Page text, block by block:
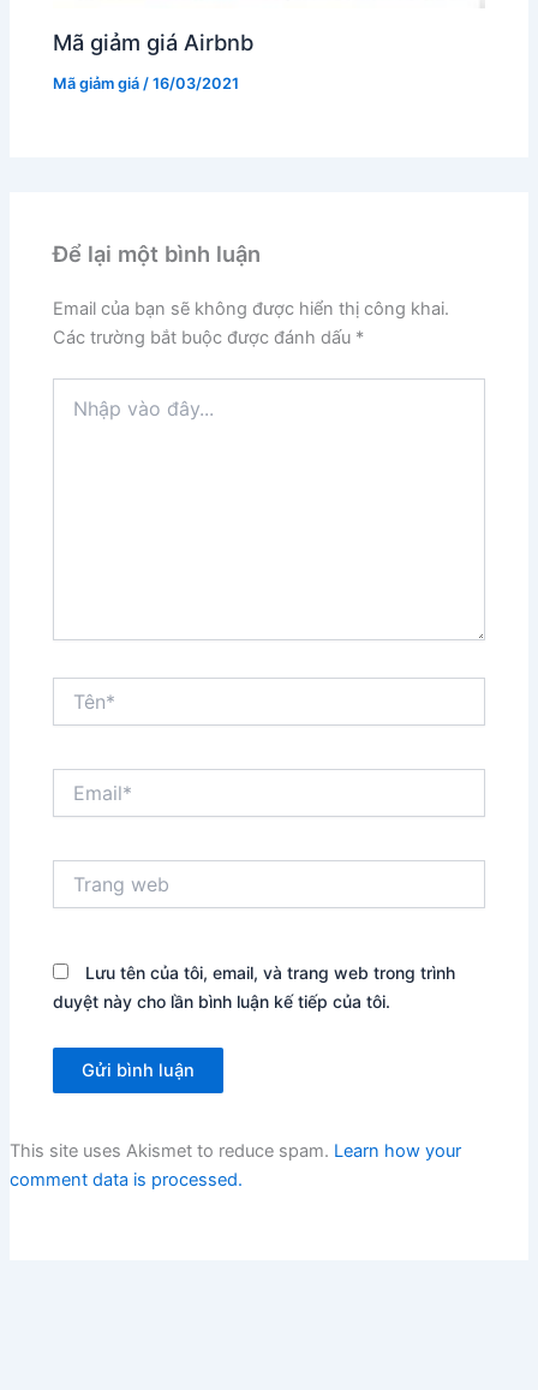
Mã giảm giá Airbnb
Mã giảm giá /16/03/2021
Để lại một bình luận
Email của bạn sẽ không được hiển thị công khai.
Các trường bắt buộc được đánh dấu *
vào
web
Lưu tên của tôi, email, và trang web trong trình
duyệt này cho lần bình luận kế tiếp của tôi.
This site uses Akismet to reduce spam. Learn how your
comment data is processed.